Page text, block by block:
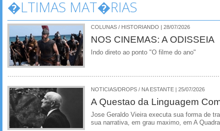
�LTIMAS MAT�RIAS
COLUNAS / HISTORIANDO | 28/07/2026
NOS CINEMAS: A ODISSEIA
Indo direto ao ponto "O filme do ano"
NOTICIAS/DROPS / NA ESTANTE | 25/07/2026
A Questao da Linguagem
Jose Geraldo Vieira executa sua forma de
sua narrativa, em grau maximo, em A